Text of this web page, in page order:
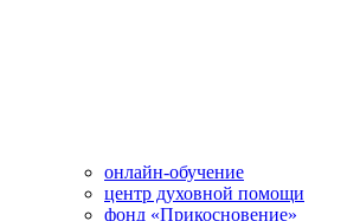
онлайн-обучение
центр духовной помощи
фонд «Прикосновение»